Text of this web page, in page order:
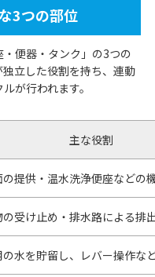
3つの部位
便器・タンク」の3つの
立した役割を持ち、連動
が行われます。
主な役割
の提供・温水洗浄便座などの
の受け止め・排水路による排
の水を貯留し、レバー操作な